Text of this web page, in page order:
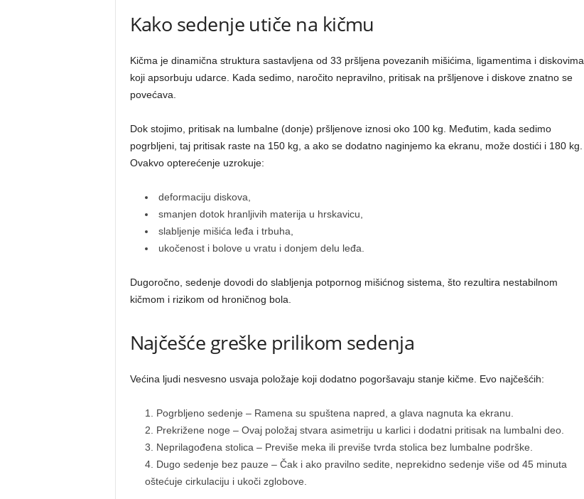
Kako sedenje utiče na kičmu
Kičma je dinamična struktura sastavljena od 33 pršljena povezanih mišićima, ligamentima i diskovima
koji apsorbuju udarce. Kada sedimo, naročito nepravilno, pritisak na pršljenove i diskove znatno se
povećava.
Dok stojimo, pritisak na lumbalne (donje) pršljenove iznosi oko 100 kg. Međutim, kada sedimo
pogrbljeni, taj pritisak raste na 150 kg, a ako se dodatno naginjemo ka ekranu, može dostići i 180 kg.
Ovakvo opterećenje uzrokuje:
deformaciju diskova,
smanjen dotok hranljivih materija u hrskavicu,
slabljenje mišića leđa i trbuha,
ukočenost i bolove u vratu i donjem delu leđa.
Dugoročno, sedenje dovodi do slabljenja potpornog mišićnog sistema, što rezultira nestabilnom
kičmom i rizikom od hroničnog bola.
Najčešće greške prilikom sedenja
Većina ljudi nesvesno usvaja položaje koji dodatno pogoršavaju stanje kičme. Evo najčešćih:
Pogrbljeno sedenje – Ramena su spuštena napred, a glava nagnuta ka ekranu.
Prekrižene noge – Ovaj položaj stvara asimetriju u karlici i dodatni pritisak na lumbalni deo.
Neprilagođena stolica – Previše meka ili previše tvrda stolica bez lumbalne podrške.
Dugo sedenje bez pauze – Čak i ako pravilno sedite, neprekidno sedenje više od 45 minuta
oštećuje cirkulaciju i ukoči zglobove.